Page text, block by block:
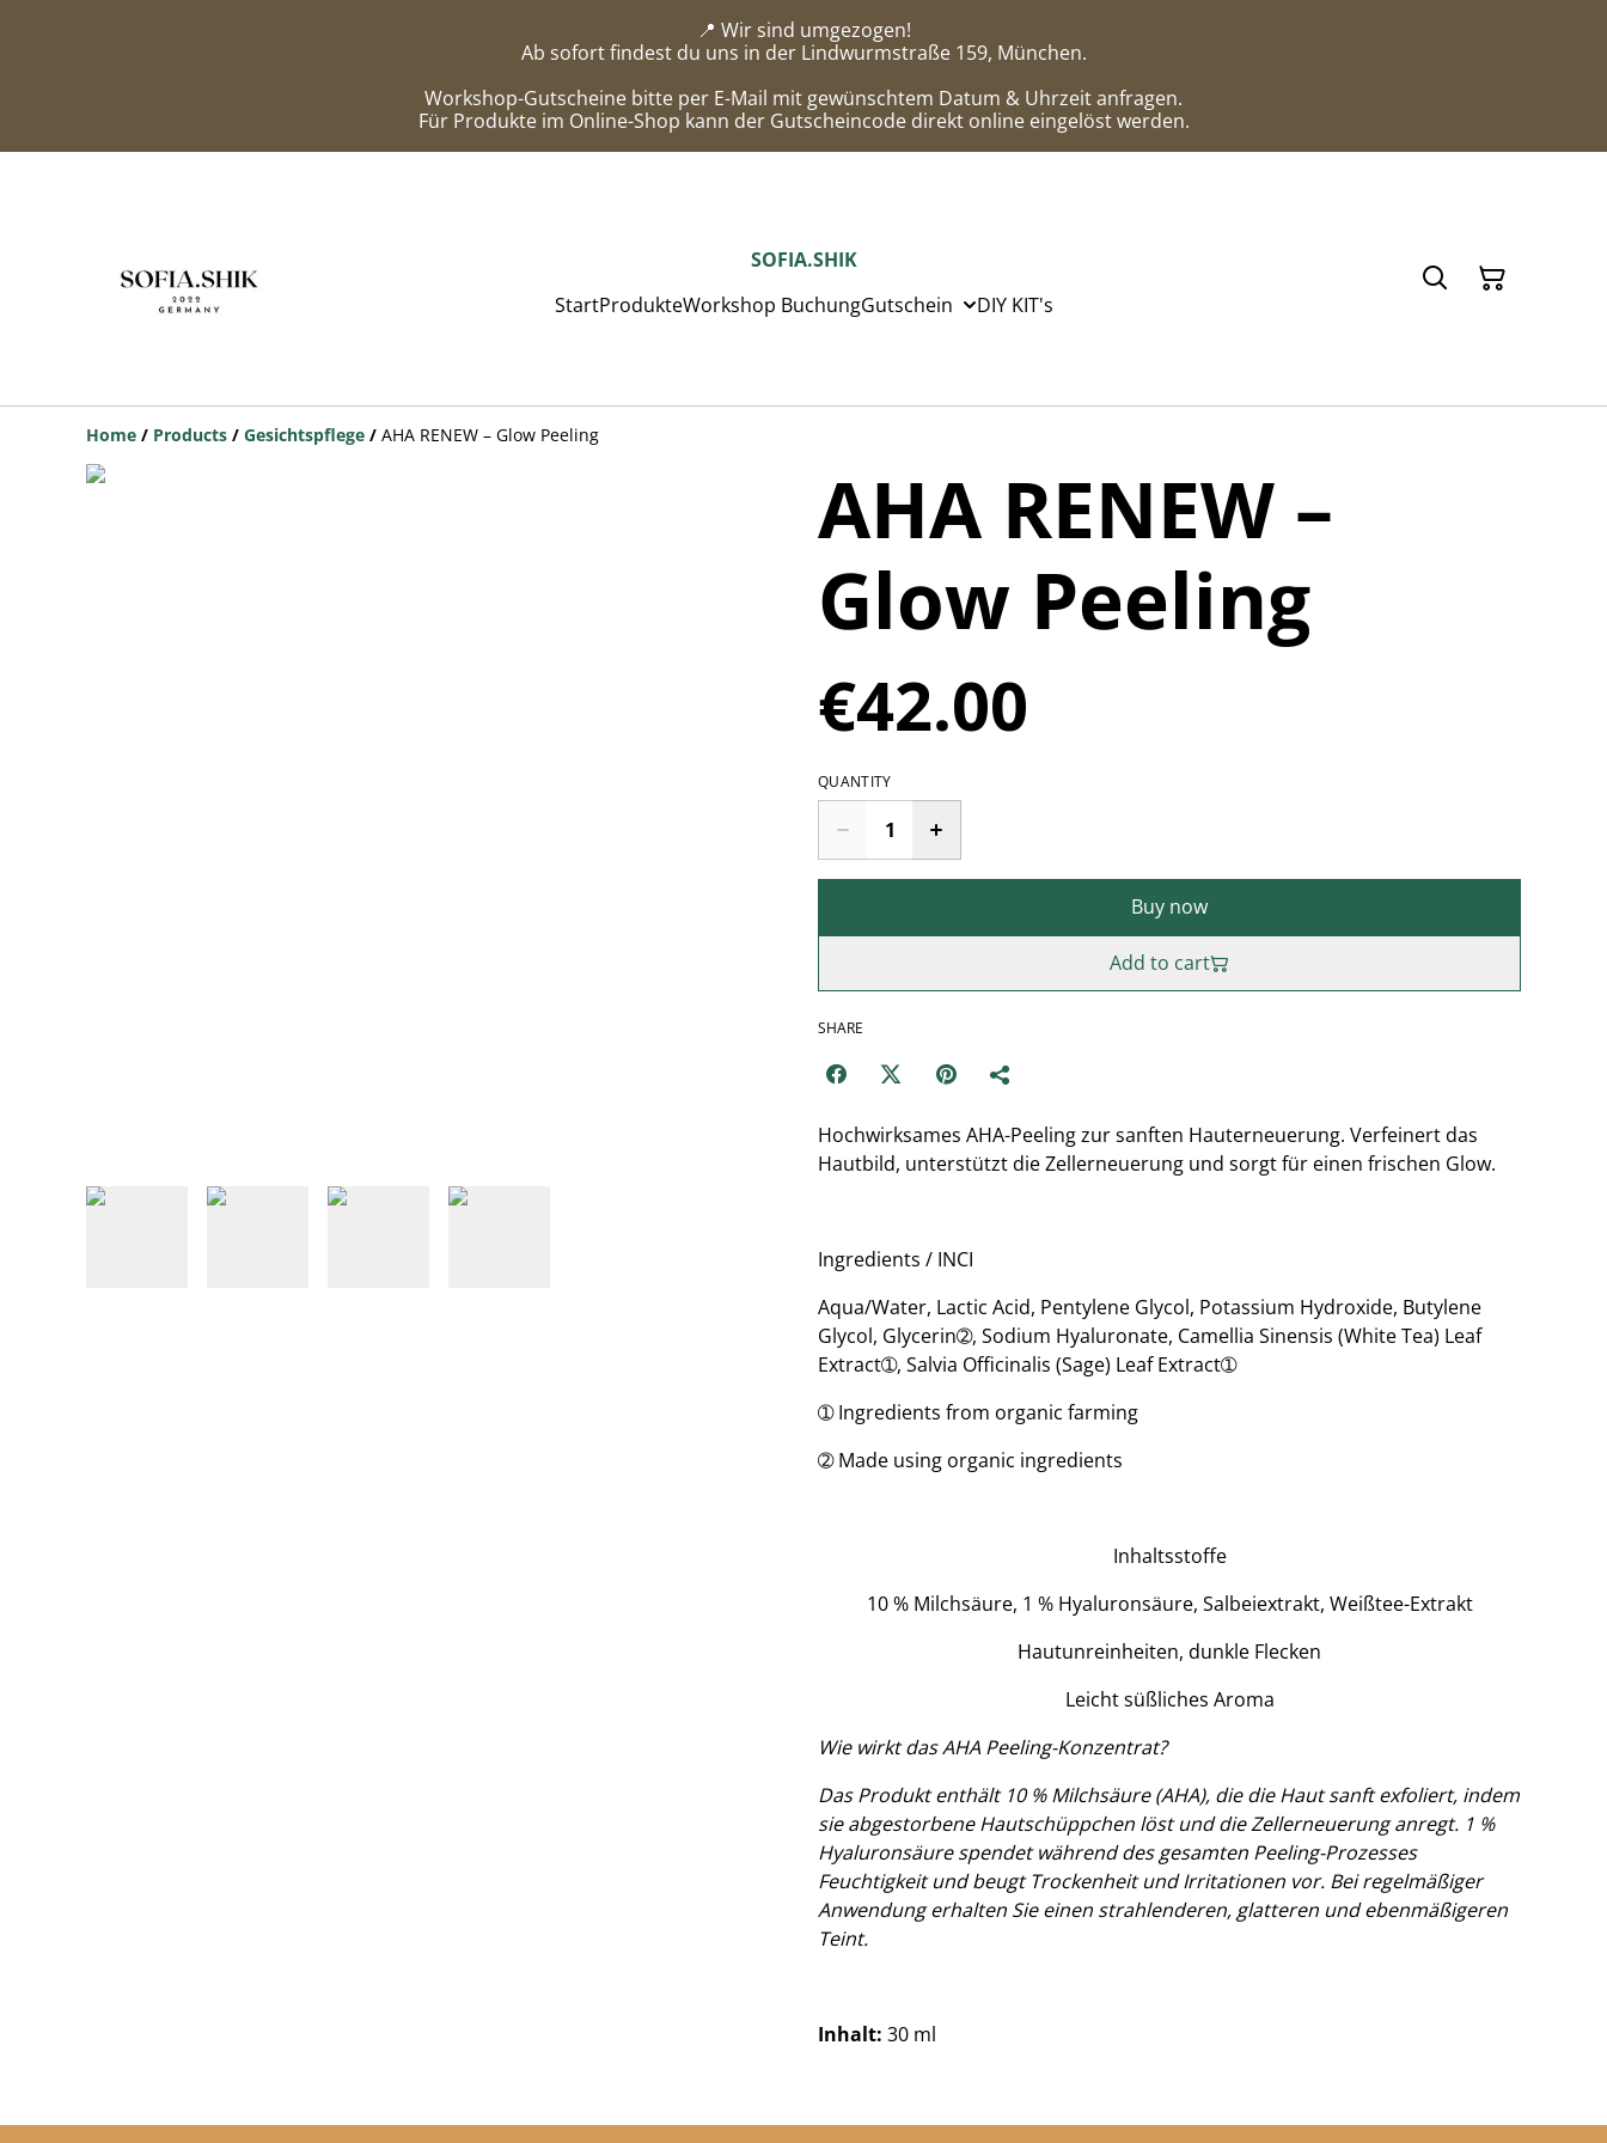
📍 Wir sind umgezogen!
Ab sofort findest du uns in der Lindwurmstraße 159, München.
Workshop-Gutscheine bitte per E-Mail mit gewünschtem Datum & Uhrzeit anfragen.
Für Produkte im Online-Shop kann der Gutscheincode direkt online eingelöst werden.
SOFIA.SHIK
StartProdukteWorkshop BuchungGutschein DIY KIT's
Home / Products / Gesichtspflege / AHA RENEW – Glow Peeling
AHA RENEW –
Glow Peeling
€42.00
QUANTITY
Buy now
Add to cart
SHARE
Hochwirksames AHA-Peeling zur sanften Hauterneuerung. Verfeinert das
Hautbild, unterstützt die Zellerneuerung und sorgt für einen frischen Glow.
Ingredients / INCI
Aqua/Water, Lactic Acid, Pentylene Glycol, Potassium Hydroxide, Butylene
Glycol, Glycerin➁, Sodium Hyaluronate, Camellia Sinensis (White Tea) Leaf
Extract➀, Salvia Officinalis (Sage) Leaf Extract➀
➀ Ingredients from organic farming
➁ Made using organic ingredients
Inhaltsstoffe
10 % Milchsäure, 1 % Hyaluronsäure, Salbeiextrakt, Weißtee-Extrakt
Hautunreinheiten, dunkle Flecken
Leicht süßliches Aroma
Wie wirkt das AHA Peeling-Konzentrat?
Das Produkt enthält 10 % Milchsäure (AHA), die die Haut sanft exfoliert, indem
sie abgestorbene Hautschüppchen löst und die Zellerneuerung anregt. 1 %
Hyaluronsäure spendet während des gesamten Peeling-Prozesses
Feuchtigkeit und beugt Trockenheit und Irritationen vor. Bei regelmäßiger
Anwendung erhalten Sie einen strahlenderen, glatteren und ebenmäßigeren
Teint.
Inhalt: 30 ml